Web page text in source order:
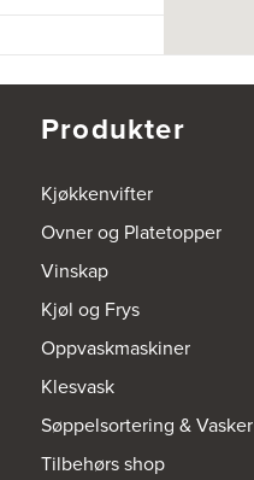
Produkter
Kjøkkenvifter
Ovner og Platetopper
Vinskap
Kjøl og Frys
Oppvaskmaskiner
Klesvask
Søppelsortering & Vasker
Tilbehørs shop